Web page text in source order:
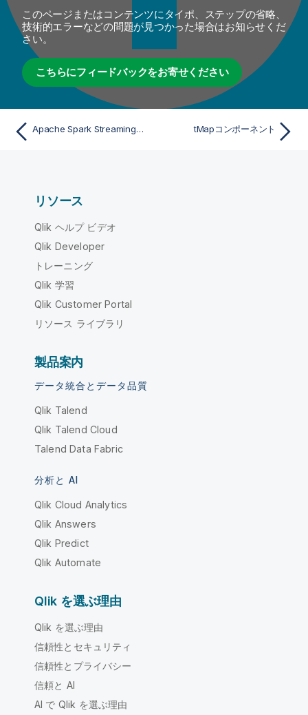
このページまたはコンテンツにタイポ、ステップの省略、
技術的エラーなどの問題が見つかった場合はお知らせくだ
さい。
こちらにフィードバックをお寄せください
Apache Spark StreamingのtFixedFlowInputプロパティ tMapコンポーネント
リソース
Qlik ヘルプ ビデオ
Qlik Developer
トレーニング
Qlik 学習
Qlik Customer Portal
リソース ライブラリ
製品案内
データ統合とデータ品質
Qlik Talend
Qlik Talend Cloud
Talend Data Fabric
分析と AI
Qlik Cloud Analytics
Qlik Answers
Qlik Predict
Qlik Automate
Qlik を選ぶ理由
Qlik を選ぶ理由
信頼性とセキュリティ
信頼性とプライバシー
信頼と AI
AI で Qlik を選ぶ理由